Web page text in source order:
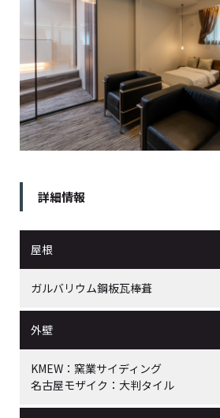
詳細情報
屋根
ガルバリウム鋼板瓦棒葺
外壁
KMEW：窯業サイディング
名古屋モザイク：大判タイル